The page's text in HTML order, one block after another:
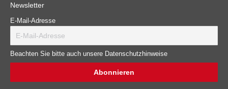
Newsletter
E-Mail-Adresse
Beachten Sie bitte auch unsere Datenschutzhinweise